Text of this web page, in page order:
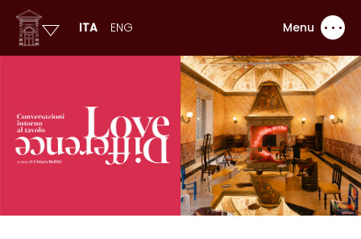
ITA ENG Menu